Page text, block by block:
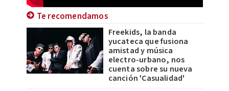
Te recomendamos
Freekids, la banda
yucateca que fusiona
amistad y música
electro-urbano, nos
cuenta sobre su nueva
canción 'Casualidad'